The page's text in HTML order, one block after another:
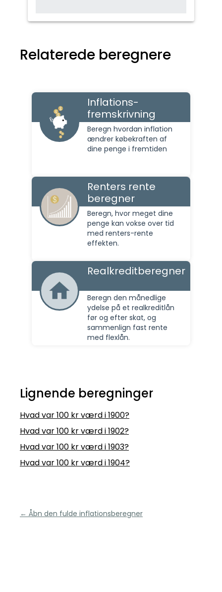
Relaterede beregnere
Inflations-
fremskrivning
Beregn hvordan inflation
ændrer købekraften af
dine penge i fremtiden
Renters rente
beregner
Beregn, hvor meget dine
penge kan vokse over tid
med renters-rente
effekten.
Realkreditberegner
Beregn den månedlige
ydelse på et realkreditlån
før og efter skat, og
sammenlign fast rente
med flexlån.
Lignende beregninger
Hvad var 100 kr værd i 1900?
Hvad var 100 kr værd i 1902?
Hvad var 100 kr værd i 1903?
Hvad var 100 kr værd i 1904?
← Åbn den fulde inflationsberegner